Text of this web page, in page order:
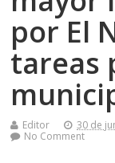
por El
tareas
Editor 30 de
No Comment